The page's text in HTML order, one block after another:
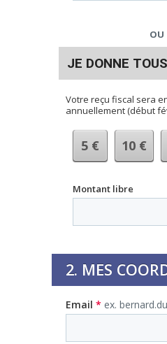
OU
JE DONNE
Votre reçu fiscal sera
annuellement (début
5 € 10 €
Montant libre
2. MES
Email * ex.